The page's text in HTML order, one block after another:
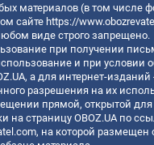
материалов (в том числе
сайте https://
виде строго запрещено.
при получении
и при условии
а для интернет-изданий
разрешения на их
прямой, открытой
на страницу OBOZ.UA по
, на которой размещен